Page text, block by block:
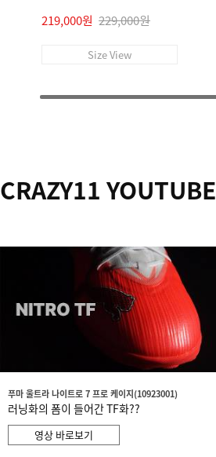
219,000원 229,000원
Size View
CRAZY11 YOUTUBE
푸마 울트라 나이트로 7 프로 케이지(10923001)
러닝화의 폼이 들어간 TF화??
영상 바로보기